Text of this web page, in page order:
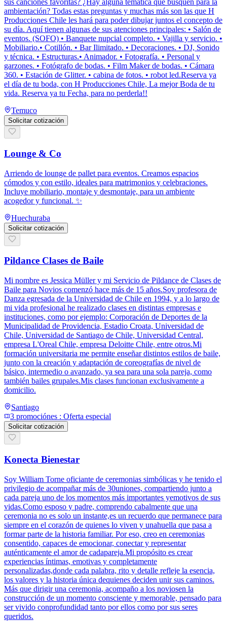
sus canciones favoritas? ¿Hay alguna temática que busquen para la
ambientación? Todas estas preguntas y muchas más son las que H
Producciones Chile les hará para poder dibujar juntos el concepto de
su día. Aquí tienen algunas de sus atenciones principales: • Salón de
eventos. (SOFO) • Banquete nupcial completo. • Vajilla y servicio. •
Mobiliario.• Cotillón. • Bar Ilimitado. • Decoraciones. • DJ, Sonido
y técnica. • Estructuras.• Animador. • Fotografía. • Personal y
garzones. • Fotógrafo de bodas. • Film Maker de bodas. • Cámara
360. • Estación de Glitter. • cabina de fotos. • robot led.Reserva ya
el día de tu boda, con H Producciones Chile, La mejor Boda de tu
vida. Reserva ya tu Fecha, para no perderla!!
Temuco
Solicitar cotización
Lounge & Co
Arriendo de lounge de pallet para eventos. Creamos espacios
cómodos y con estilo, ideales para matrimonios y celebraciones.
Incluye mobiliario, montaje y desmontaje, para un ambiente
acogedor y funcional. ✨
Huechuraba
Solicitar cotización
Pildance Clases de Baile
Mi nombre es Jessica Müller y mi Servicio de Pildance de Clases de
Baile para Novios comenzó hace más de 15 años.Soy profesora de
Danza egresada de la Universidad de Chile en 1994, y a lo largo de
mi vida profesional he realizado clases en distintas empresas e
instituciones, como por ejemplo: Corporación de Deportes de la
Municipalidad de Providencia, Estadio Croata, Universidad de
Chile, Universidad de Santiago de Chile, Universidad Central,
empresa L'Oreal Chile, empresa Deloitte Chile, entre otros.Mi
formación universitaria me permite enseñar distintos estilos de baile,
junto con la creación y adaptación de coreografías de nivel de
básico, intermedio o avanzado, ya sea para una sola pareja, como
también bailes grupales.Mis clases funcionan exclusivamente a
domicilio.
Santiago
3 promociónes : Oferta especial
Solicitar cotización
Konecta Bienestar
Soy William Torne oficiante de ceremonias simbólicas y he tenido el
privilegio de acompañar más de 30uniones, compartiendo junto a
cada pareja uno de los momentos más importantes yemotivos de sus
vidas.Como esposo y padre, comprendo cabalmente que una
ceremonia no es solo un instante,es un recuerdo que permanece para
siempre en el corazón de quienes lo viven y unahuella que pasa a
formar parte de la historia familiar. Por eso, creo en ceremonias
consentido, capaces de emocionar, conectar y representar
auténticamente el amor de cadapareja.Mi propósito es crear
experiencias íntimas, emotivas y completamente
personalizadas,donde cada palabra, rito y detalle refleje la esencia,
los valores y la historia única dequienes deciden unir sus caminos.
Más que dirigir una ceremonia, acompaño a los noviosen la
construcción de un momento consciente y memorable, pensado para
ser vivido conprofundidad tanto por ellos como por sus seres
queridos.